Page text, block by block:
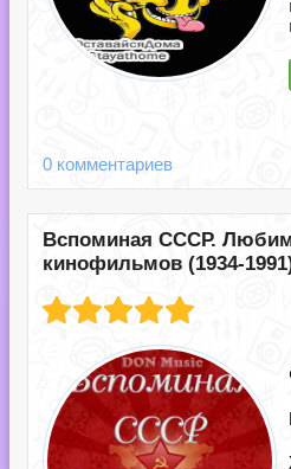
0 комментариев
Вспоминая СССР.
кинофильмов (1934-